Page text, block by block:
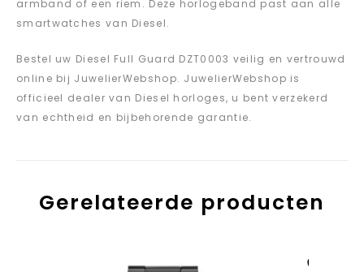
armband of een riem. Deze horlogeband past aan alle
smartwatches van Diesel.
Bestel uw Diesel Full Guard DZT0003 veilig en vertrouwd
online bij JuwelierWebshop. JuwelierWebshop is
officieel dealer van Diesel horloges, u bent verzekerd
van echtheid en bijbehorende garantie.
Gerelateerde producten